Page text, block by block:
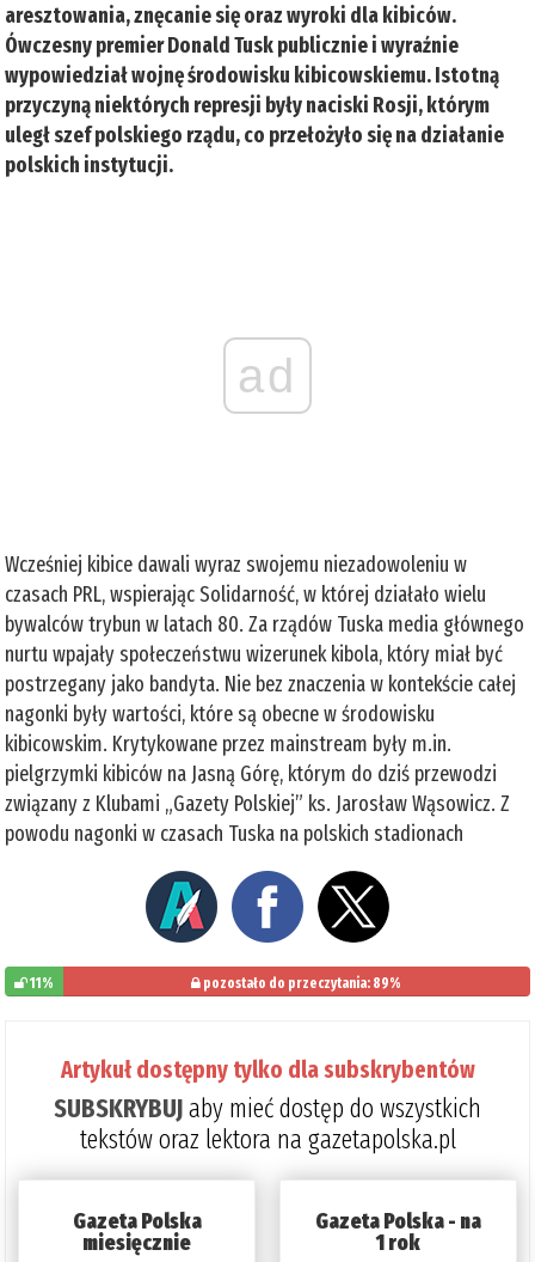
aresztowania, znęcanie się oraz wyroki dla kibiców.
Ówczesny premier Donald Tusk publicznie i wyraźnie
wypowiedział wojnę środowisku kibicowskiemu. Istotną
przyczyną niektórych represji były naciski Rosji, którym
uległ szef polskiego rządu, co przełożyło się na działanie
polskich instytucji.
ad
Wcześniej kibice dawali wyraz swojemu niezadowoleniu w
czasach PRL, wspierając Solidarność, w której działało wielu
bywalców trybun w latach 80. Za rządów Tuska media głównego
nurtu wpajały społeczeństwu wizerunek kibola, który miał być
postrzegany jako bandyta. Nie bez znaczenia w kontekście całej
nagonki były wartości, które są obecne w środowisku
kibicowskim. Krytykowane przez mainstream były m.in.
pielgrzymki kibiców na Jasną Górę, którym do dziś przewodzi
związany z Klubami „Gazety Polskiej” ks. Jarosław Wąsowicz. Z
powodu nagonki w czasach Tuska na polskich stadionach
11% pozostało do przeczytania: 89%
Artykuł dostępny tylko dla subskrybentów
SUBSKRYBUJaby mieć dostęp do wszystkich
tekstów oraz lektora na gazetapolska.pl
Gazeta Polska
miesięcznie
Gazeta Polska - na
1 rok